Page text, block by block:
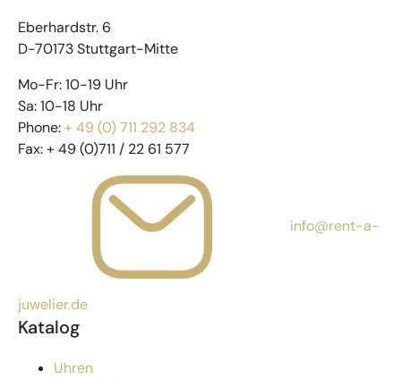
Eberhardstr. 6
D-70173 Stuttgart-Mitte
Mo-Fr: 10-19 Uhr
Sa: 10-18 Uhr
Phone:+ 49 (0) 711 292 834
Fax:+ 49 (0)711 / 22 61 577
info@rent-a-
juwelier.de
Katalog
Uhren